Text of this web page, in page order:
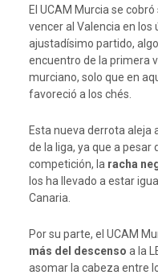
El UCAM Murcia se cobró
vencer al Valencia en los
ajustadísimo partido,
encuentro de la primera
murciano, solo que en
favoreció a los chés.
Esta nueva derrota aleja
de la liga, ya que a
competición, la racha
los ha llevado a estar
Canaria.
Por su parte, el UCAM
más del descenso a la
asomar la cabeza entre